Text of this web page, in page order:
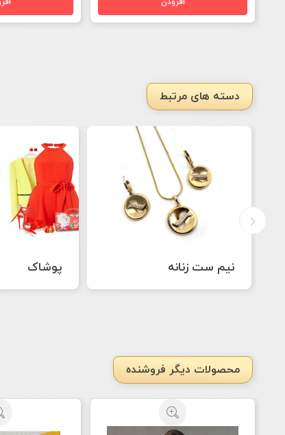
دسته های مرتبط
پوشاک دستبند زنانه
محصولات دیگر فروشنده